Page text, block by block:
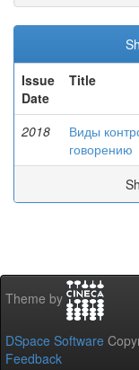
Issue
Date
Title
2018
Виды
говорению
Theme by
DSpace Software
Feedback